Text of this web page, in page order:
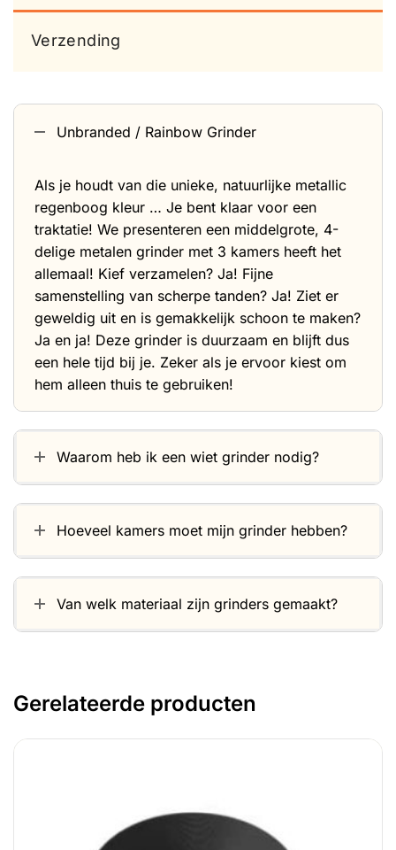
Verzending
Unbranded / Rainbow Grinder
Als je houdt van die unieke, natuurlijke metallic
regenboog kleur … Je bent klaar voor een
traktatie! We presenteren een middelgrote, 4-
delige metalen grinder met 3 kamers heeft het
allemaal! Kief verzamelen? Ja! Fijne
samenstelling van scherpe tanden? Ja! Ziet er
geweldig uit en is gemakkelijk schoon te maken?
Ja en ja! Deze grinder is duurzaam en blijft dus
een hele tijd bij je. Zeker als je ervoor kiest om
hem alleen thuis te gebruiken!
Waarom heb ik een wiet grinder nodig?
Hoeveel kamers moet mijn grinder hebben?
Van welk materiaal zijn grinders gemaakt?
Gerelateerde producten